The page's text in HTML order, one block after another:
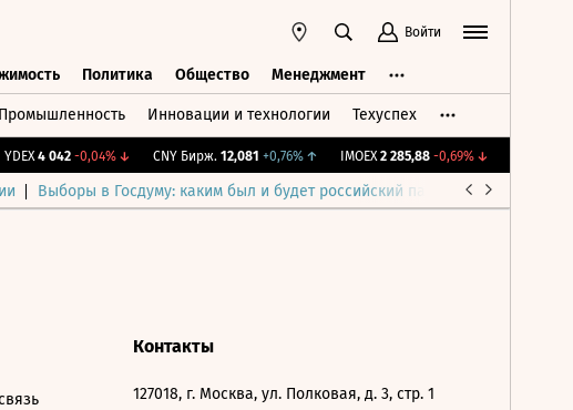
Войти
Политика Общество Менеджмент
Промышленность Инновации и технологии Техуспех
YDEX 4 042 -0,04%↓ CNY Бирж. 12,081 +0,76%↑ IMOEX 2 285,88 -0,69%↓
Выборы в Госдуму: каким был и будет российский парламент
Контакты
127018, г. Москва, ул. Полковая, д. 3, стр. 1